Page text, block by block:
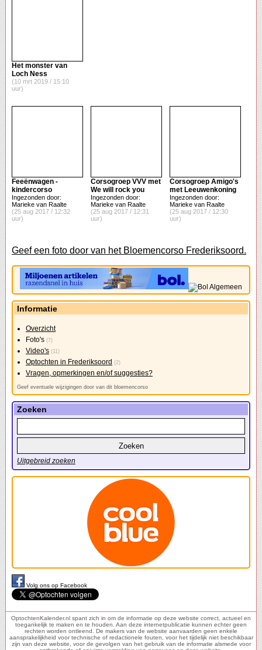
Het monster van
Loch Ness
(10 mrt 2019 / 15:10
uur)
Feeënwagen -
kindercorso
Ingezonden door:
Marieke van Raalte
(25 aug 2017 / 12:32
uur)
Corsogroep VVV met
We will rock you
Ingezonden door:
Marieke van Raalte
(25 aug 2017 / 12:31
uur)
Corsogroep Amigo's
met Leeuwenkoning
Ingezonden door:
Marieke van Raalte
(25 aug 2017 / 12:30
uur)
Geef een foto door van het Bloemencorso Frederiksoord.
Informatie
Overzicht
Foto's (7)
Video's (11)
Optochten in Frederiksoord (2)
Vragen, opmerkingen en/of suggesties?
Geef eventuele wijzigingen door van dit bloemencorso
Zoeken
Uitgebreid zoeken
Volg ons op Facebook
OptochtenKalender.nl spant zich in om de informatie op deze website correct, actueel en
toegankelijk te maken en te houden. Aan deze internetpublicatie kunnen echter geen
rechten worden ontleend. De makers van de website aanvaarden geen enkele
aansprakelijkheid voor technische of redactionele fouten, voor het tijdelijk niet beschikbaar
zijn van deze website, voor de gevolgen van het gebruik van de informatie alsmede voor